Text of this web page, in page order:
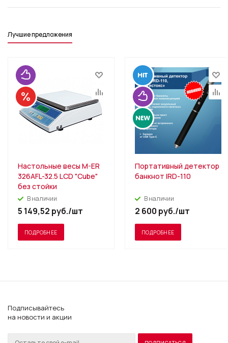
Лучшие предложения
Настольные весы M-ER
326AFL-32.5 LCD "Cube"
без стойки
В наличии
5 149,52 руб./шт
ПОДРОБНЕЕ
Портативный детектор
банкнот IRD-110
В наличии
2 600 руб./шт
ПОДРОБНЕЕ
Подписывайтесь
на новости и акции